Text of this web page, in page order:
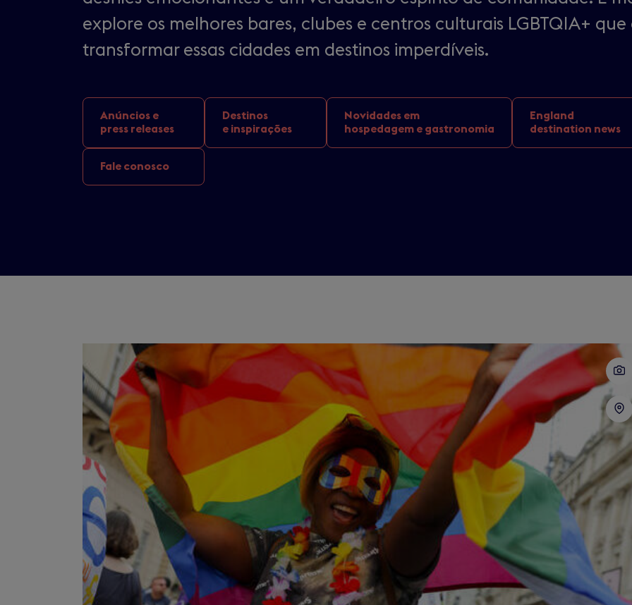
explore os melhores bares, clubes e centros culturais LGBTQIA+
transformar essas cidades em destinos imperdíveis.
Anúncios e
press releases
Destinos
e inspirações
Novidades em
hospedagem e gastronomia
England
destination news
Fale conosco